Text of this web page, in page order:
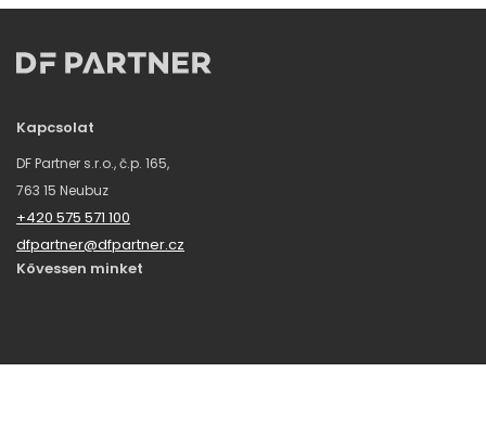
Kapcsolat
DF Partner s.r.o., č.p. 165,
763 15 Neubuz
+420 575 571 100
dfpartner@dfpartner.cz
Kövessen minket